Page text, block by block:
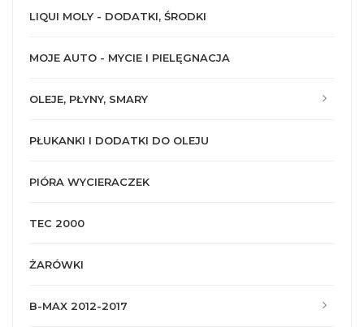
LIQUI MOLY - DODATKI, ŚRODKI
MOJE AUTO - MYCIE I PIELĘGNACJA
OLEJE, PŁYNY, SMARY
PŁUKANKI I DODATKI DO OLEJU
PIÓRA WYCIERACZEK
TEC 2000
ŻARÓWKI
B-MAX 2012-2017